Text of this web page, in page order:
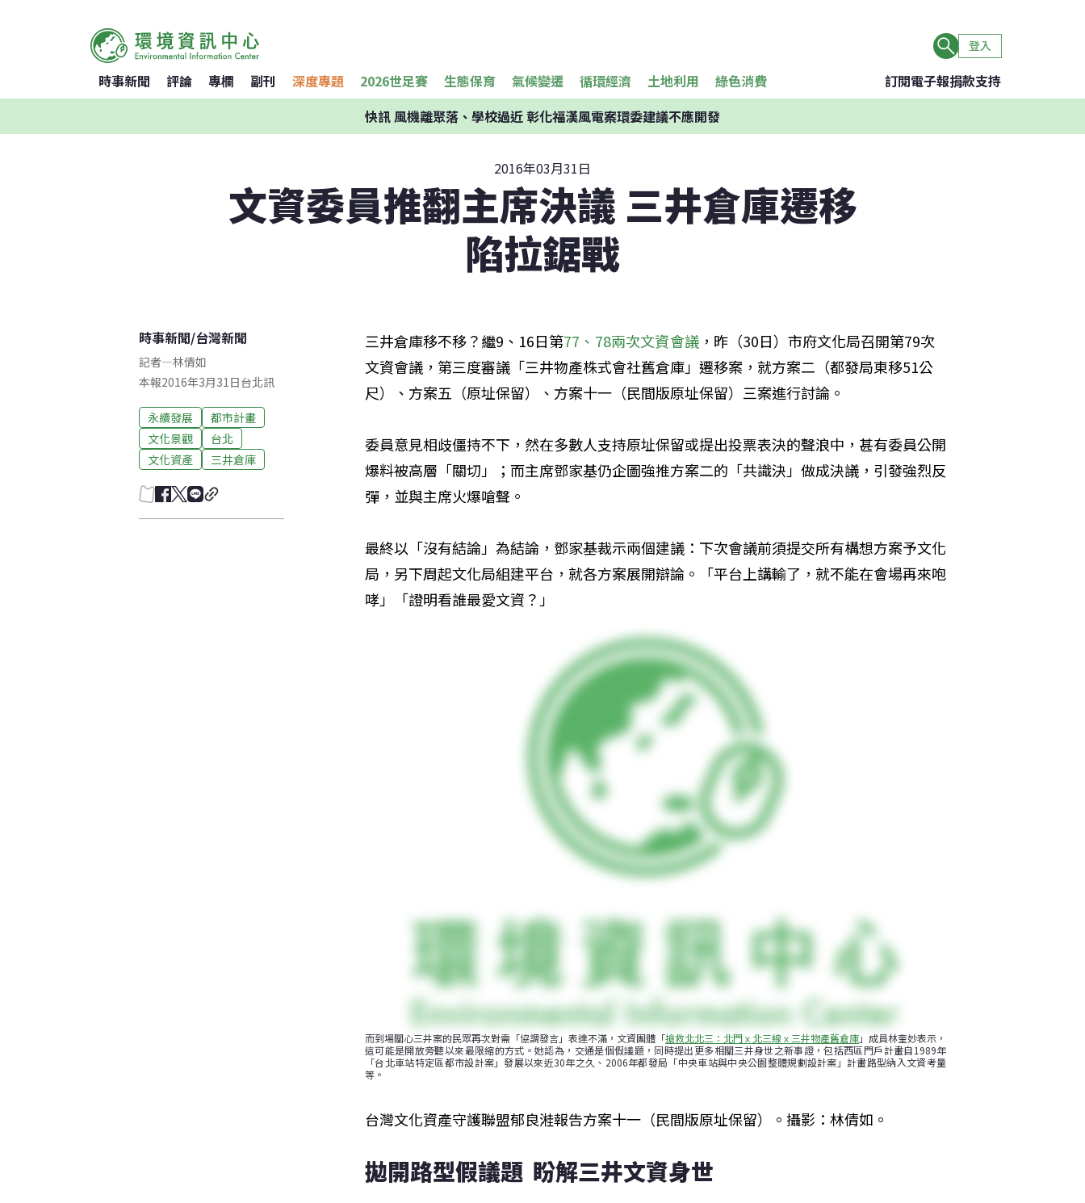
登入
時事新聞 評論 專欄 副刊 深度專題 2026世足賽 生態保育 氣候變遷 循環經濟 土地利用 綠色消費 訂閱電子報捐款支持
快訊風機離聚落、學校過近 彰化福漢風電案環委建議不應開發
2016年03月31日
文資委員推翻主席決議 三井倉庫遷移
陷拉鋸戰
時事新聞/台灣新聞
記者—林倩如
本報2016年3月31日台北訊
永續發展
都市計畫
文化景觀
台北
文化資產
三井倉庫
三井倉庫移不移？繼9、16日第77、78兩次文資會議，昨（30日）市府文化局召開第79次
文資會議，第三度審議「三井物產株式會社舊倉庫」遷移案，就方案二（都發局東移51公
尺）、方案五（原址保留）、方案十一（民間版原址保留）三案進行討論。
委員意見相歧僵持不下，然在多數人支持原址保留或提出投票表決的聲浪中，甚有委員公開
爆料被高層「關切」；而主席鄧家基仍企圖強推方案二的「共識決」做成決議，引發強烈反
彈，並與主席火爆嗆聲。
最終以「沒有結論」為結論，鄧家基裁示兩個建議：下次會議前須提交所有構想方案予文化
局，另下周起文化局組建平台，就各方案展開辯論。「平台上講輸了，就不能在會場再來咆
哮」「證明看誰最愛文資？」
而到場關心三井案的民眾再次對需「協調發言」表達不滿，文資團體「搶救北北三：北門ｘ北三線ｘ三井物產舊倉庫」成員林奎妙表示，
這可能是開放旁聽以來最限縮的方式。她認為，交通是個假議題，同時提出更多相關三井身世之新事證，包括西區門戶計畫自1989年
「台北車站特定區都市設計案」發展以來近30年之久、2006年都發局「中央車站與中央公園整體規劃設計案」計畫路型納入文資考量
等。
台灣文化資產守護聯盟郁良溎報告方案十一（民間版原址保留）。攝影：林倩如。
拋開路型假議題  盼解三井文資身世